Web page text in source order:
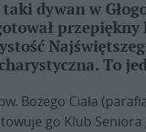
dywan w
To
Bożego Ciała
go Klub Seniora